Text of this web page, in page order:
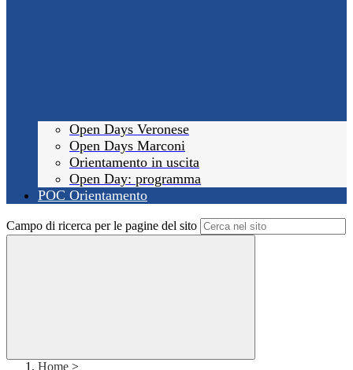
Open Days Veronese
Open Days Marconi
Orientamento in uscita
Open Day: programma
POC Orientamento
Campo di ricerca per le pagine del sito
Home >